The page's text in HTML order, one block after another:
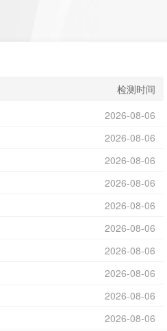
检测时间
2026-08-06
2026-08-06
2026-08-06
2026-08-06
2026-08-06
2026-08-06
2026-08-06
2026-08-06
2026-08-06
2026-08-06